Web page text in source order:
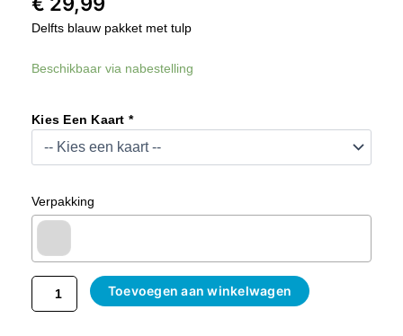
Delfts blauw pakket met tulp
Beschikbaar via nabestelling
Kies Een Kaart *
Verpakking
Tulp
Aantal
Toevoegen aan winkelwagen